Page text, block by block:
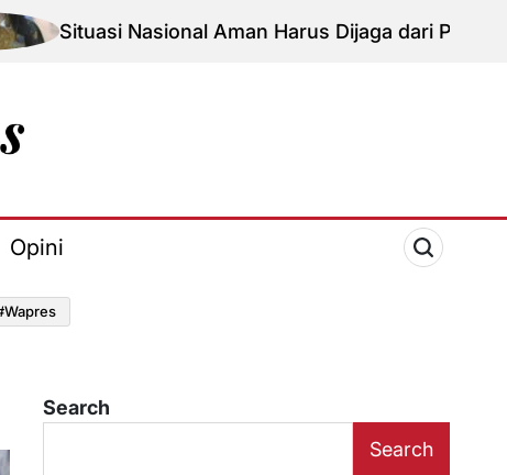
Nasional Aman Harus Dijaga dari Provokasi Jelang
Opini
Search
Search